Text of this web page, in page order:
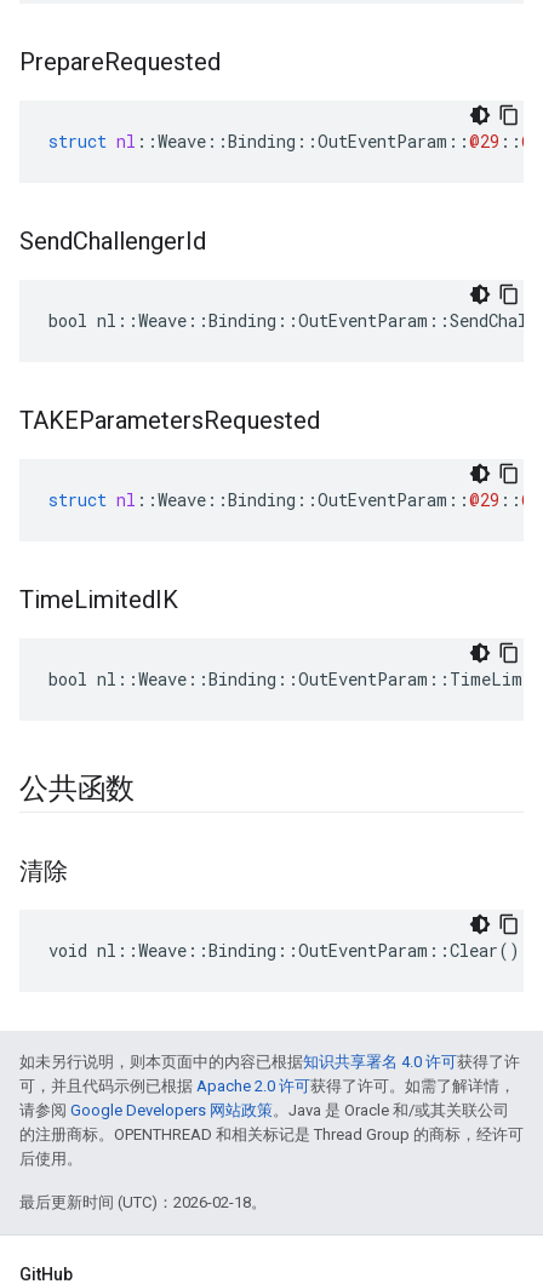
PrepareRequested
struct nl ::Weave ::Binding ::OutEventParam ::@29 ::
SendChallengerId
bool
TAKEParametersRequested
struct nl ::Weave ::Binding ::OutEventParam ::@29 ::
TimeLimitedIK
bool
公共函数
清除
void nl::Weave::Binding::OutEventParam::Clear()
如未另行说明，则本页面中的内容已根据知识共享署名 4.0 许可获得了许
可，并且代码示例已根据 Apache 2.0 许可获得了许可。如需了解详情，
请参阅 Google Developers 网站政策。Java 是 Oracle 和/或其关联公司
的注册商标。OPENTHREAD 和相关标记是 Thread Group 的商标，经许可
后使用。
最后更新时间 (UTC)：2026-02-18。
GitHub